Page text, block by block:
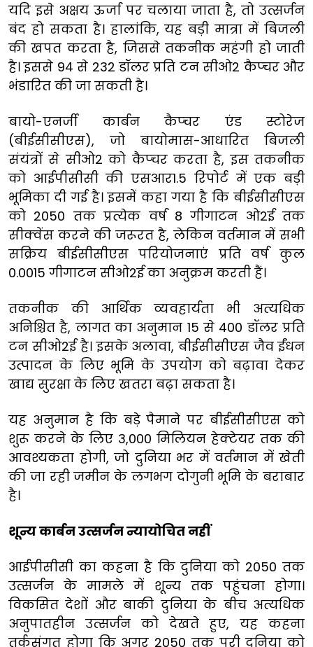
यदि इसे अक्षय ऊर्जा पर चलाया जाता है, तो उत्सर्जन
बंद हो सकता है। हालांकि, यह बड़ी मात्रा में बिजली
की खपत करता है, जिससे तकनीक महंगी हो जाती
है। इससे 94 से 232 डॉलर प्रति टन सीओ2 कैप्चर और
भंडारित की जा सकती है।
बायो-एनर्जी कार्बन कैप्चर एंड स्टोरेज
(बीईसीसीएस), जो बायोमास-आधारित बिजली
संयंत्रों से सीओ2 को कैप्चर करता है, इस तकनीक
को आईपीसीसी की एसआर1.5 रिपोर्ट में एक बड़ी
भूमिका दी गई है। इसमें कहा गया है कि बीईसीसीएस
को 2050 तक प्रत्येक वर्ष 8 गीगाटन ओ2ई तक
सीक्वेंस करने की जरूरत है, लेकिन वर्तमान में सभी
सक्रिय बीईसीसीएस परियोजनाएं प्रति वर्ष कुल
0.0015 गीगाटन सीओ2ई का अनुक्रम करती हैं।
तकनीक की आर्थिक व्यवहार्यता भी अत्यधिक
अनिश्चित है, लागत का अनुमान 15 से 400 डॉलर प्रति
टन सीओ2ई है। इसके अलावा, बीईसीसीएस जैव ईंधन
उत्पादन के लिए भूमि के उपयोग को बढ़ावा देकर
खाद्य सुरक्षा के लिए खतरा बढ़ा सकता है।
यह अनुमान है कि बड़े पैमाने पर बीईसीसीएस को
शुरू करने के लिए 3,000 मिलियन हेक्टेयर तक की
आवश्यकता होगी, जो दुनिया भर में वर्तमान में खेती
की जा रही जमीन के लगभग दोगुनी भूमि के बराबार
है।
शून्य कार्बन उत्सर्जन न्यायोचित नहीं
आईपीसीसी का कहना है कि दुनिया को 2050 तक
उत्सर्जन के मामले में शून्य तक पहुंचना होगा।
विकसित देशों और बाकी दुनिया के बीच अत्यधिक
अनुपातहीन उत्सर्जन को देखते हुए, यह कहना
तर्कसंगत होगा कि अगर 2050 तक पूरी दुनिया को